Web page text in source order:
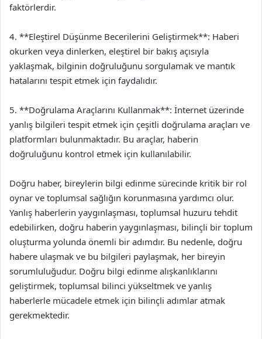
faktörlerdir.
4. **Eleştirel Düşünme Becerilerini Geliştirmek**: Haberi
okurken veya dinlerken, eleştirel bir bakış açısıyla
yaklaşmak, bilginin doğruluğunu sorgulamak ve mantık
hatalarını tespit etmek için faydalıdır.
5. **Doğrulama Araçlarını Kullanmak**: İnternet üzerinde
yanlış bilgileri tespit etmek için çeşitli doğrulama araçları ve
platformları bulunmaktadır. Bu araçlar, haberin
doğruluğunu kontrol etmek için kullanılabilir.
Doğru haber, bireylerin bilgi edinme sürecinde kritik bir rol
oynar ve toplumsal sağlığın korunmasına yardımcı olur.
Yanlış haberlerin yaygınlaşması, toplumsal huzuru tehdit
edebilirken, doğru haberin yaygınlaşması, bilinçli bir toplum
oluşturma yolunda önemli bir adımdır. Bu nedenle, doğru
habere ulaşmak ve bu bilgileri paylaşmak, her bireyin
sorumluluğudur. Doğru bilgi edinme alışkanlıklarını
geliştirmek, toplumsal bilinci yükseltmek ve yanlış
haberlerle mücadele etmek için bilinçli adımlar atmak
gerekmektedir.